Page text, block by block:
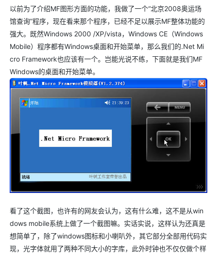
以前为了介绍MF图形方面的功能，我做了一个“北京2008奥运场
馆查询”程序，现在看来那个程序，已经不足以展示MF整体功能的
强大。既然Windows 2000 /XP/vista，Windows CE（Windows
Mobile）程序都有Windows桌面和开始菜单，那么我们的.Net Mi
cro Framework也应该有一个。岂能光说不练，下面就是我们MF
Windows的桌面和开始菜单。
看了这个截图，也许有的网友会认为，这有什么难，这不是从win
dows mobile系统上做了一个截图嘛。实话实说，这样认为还真是
想简单了，除了windows图标和小喇叭外，其它部分全部用代码实
现，光字体就用了两种不同大小的字库，此外时钟也不仅仅做个样